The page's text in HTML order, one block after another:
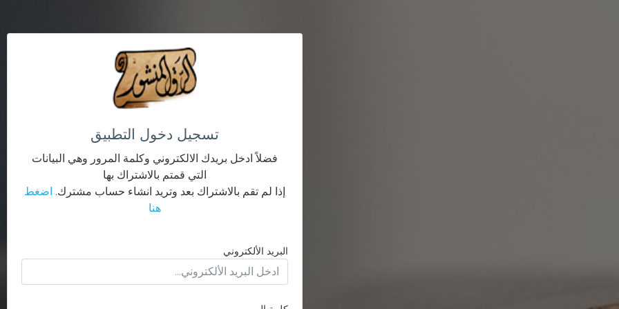
تسجيل دخول التطبيق
فضلاً ادخل بريدك الالكتروني وكلمة المرور وهي البيانات
التي قمتم بالاشتراك بها
إذا لم تقم بالاشتراك بعد وتريد انشاء حساب مشترك. اضغط
هنا
البريد الألكتروني